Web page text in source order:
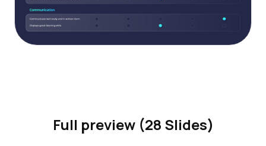
Full preview (28 Slides)